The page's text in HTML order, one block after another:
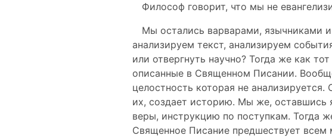
Философ говорит, что мы не
Мы остались варварами, язычниками
анализируем текст, анализируем
или отвергнуть научно? Тогда же как
описанные в Священном Писании.
целостность которая не
их, создает историю. Мы же, оставшись
веры, инструкцию по поступкам. Тогда
Священное Писание предшествует всем